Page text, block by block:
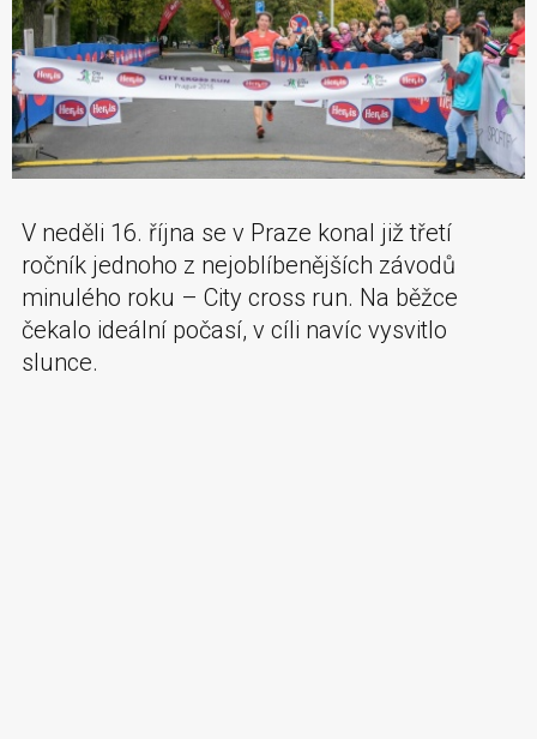
V neděli 16. října se v Praze konal již třetí
ročník jednoho z nejoblíbenějších závodů
minulého roku – City cross run. Na běžce
čekalo ideální počasí, v cíli navíc vysvitlo
slunce.